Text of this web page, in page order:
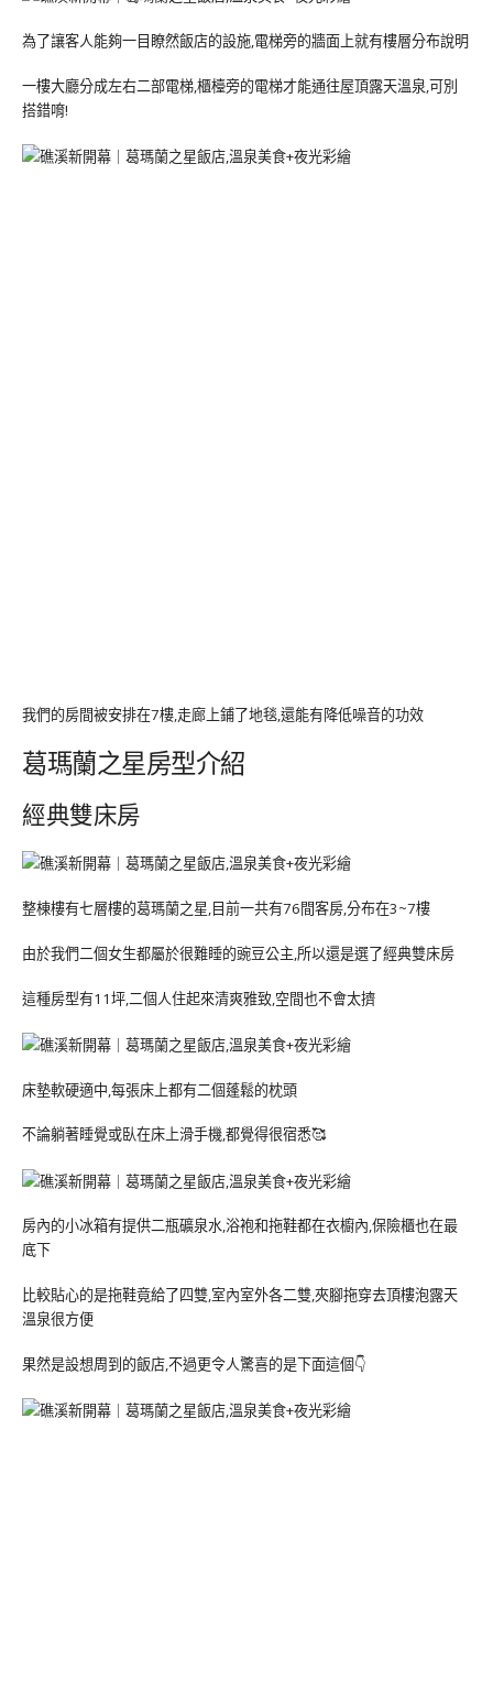
為了讓客人能夠一目瞭然飯店的設施,電梯旁的牆面上就有樓層分布說明
一樓大廳分成左右二部電梯,櫃檯旁的電梯才能通往屋頂露天溫泉,可別
搭錯唷!
我們的房間被安排在7樓,走廊上鋪了地毯,還能有降低噪音的功效
葛瑪蘭之星房型介紹
經典雙床房
整棟樓有七層樓的葛瑪蘭之星,目前一共有76間客房,分布在3~7樓
由於我們二個女生都屬於很難睡的豌豆公主,所以還是選了經典雙床房
這種房型有11坪,二個人住起來清爽雅致,空間也不會太擠
床墊軟硬適中,每張床上都有二個蓬鬆的枕頭
不論躺著睡覺或臥在床上滑手機,都覺得很宿悉🥰
房內的小冰箱有提供二瓶礦泉水,浴袍和拖鞋都在衣櫥內,保險櫃也在最
底下
比較貼心的是拖鞋竟給了四雙,室內室外各二雙,夾腳拖穿去頂樓泡露天
溫泉很方便
果然是設想周到的飯店,不過更令人驚喜的是下面這個👇